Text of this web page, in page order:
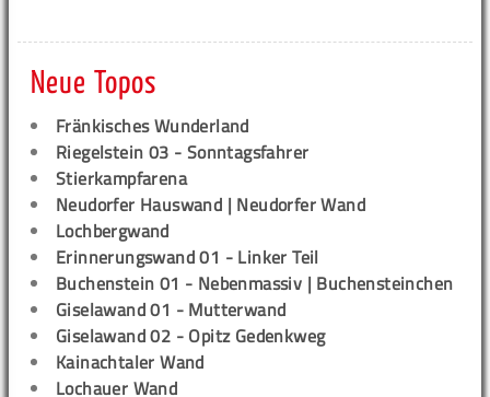
Neue Topos
Fränkisches Wunderland
Riegelstein 03 - Sonntagsfahrer
Stierkampfarena
Neudorfer Hauswand | Neudorfer Wand
Lochbergwand
Erinnerungswand 01 - Linker Teil
Buchenstein 01 - Nebenmassiv | Buchensteinchen
Giselawand 01 - Mutterwand
Giselawand 02 - Opitz Gedenkweg
Kainachtaler Wand
Lochauer Wand